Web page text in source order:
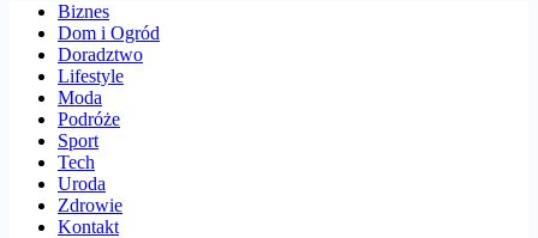
Biznes
Dom i Ogród
Doradztwo
Lifestyle
Moda
Podróże
Sport
Tech
Uroda
Zdrowie
Kontakt